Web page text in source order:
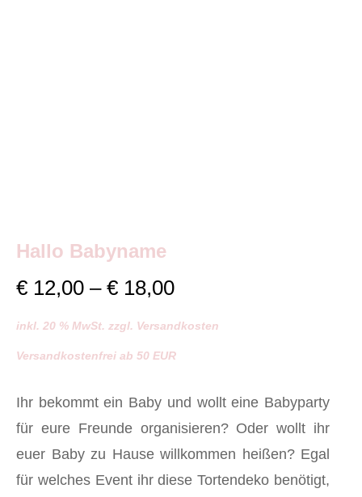
Hallo Babyname
€ 12,00 – € 18,00Preisspanne:
bis
€ 18,00
inkl. 20 % MwSt. zzgl. Versandkosten
Versandkostenfrei ab 50 EUR
Ihr bekommt ein Baby und wollt eine Babyparty
für eure Freunde organisieren? Oder wollt ihr
euer Baby zu Hause willkommen heißen? Egal
für welches Event ihr diese Tortendeko benötigt,